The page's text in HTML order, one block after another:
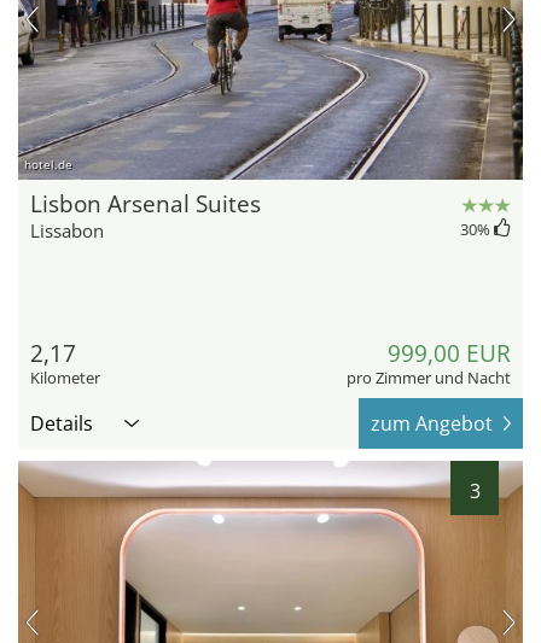
hotel.de
Lisbon Arsenal Suites
Lissabon 30%
2,17
Kilometer
999,00 EUR
pro Zimmer und Nacht
Details zum Angebot
3